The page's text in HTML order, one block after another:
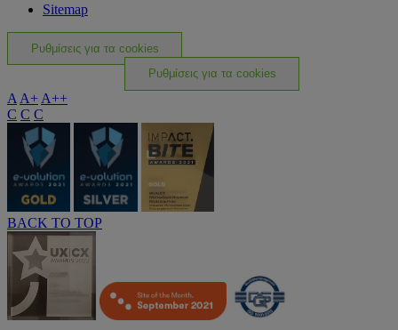
Sitemap
Ρυθμίσεις για τα cookies
Ρυθμίσεις για τα cookies
A A+ A++
C C C
BACK TO TOP